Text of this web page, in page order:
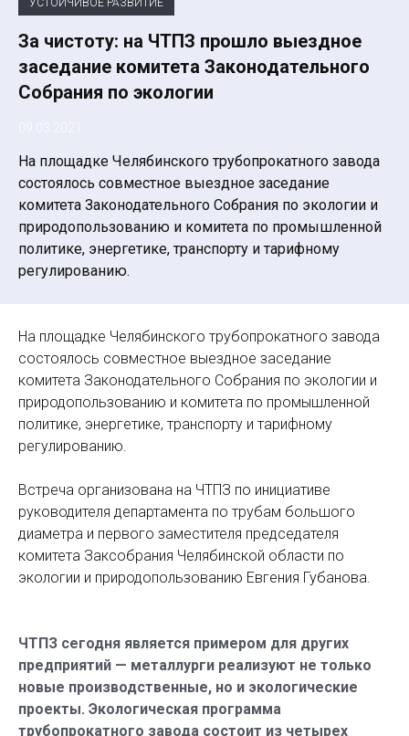
УСТОЙЧИВОЕ РАЗВИТИЕ
За чистоту: на ЧТПЗ прошло выездное
заседание комитета Законодательного
Собрания по экологии
На площадке Челябинского трубопрокатного завода
состоялось совместное выездное заседание
комитета Законодательного Собрания по экологии и
природопользованию и комитета по промышленной
политике, энергетике, транспорту и тарифному
регулированию.
На площадке Челябинского трубопрокатного завода
состоялось совместное выездное заседание
комитета Законодательного Собрания по экологии и
природопользованию и комитета по промышленной
политике, энергетике, транспорту и тарифному
регулированию.
Встреча организована на ЧТПЗ по инициативе
руководителя департамента по трубам большого
диаметра и первого заместителя председателя
комитета Заксобрания Челябинской области по
экологии и природопользованию Евгения Губанова.
ЧТПЗ сегодня является примером для других
предприятий — металлурги реализуют не только
новые производственные, но и экологические
проекты. Экологическая программа
трубопрокатного завода состоит из четырех